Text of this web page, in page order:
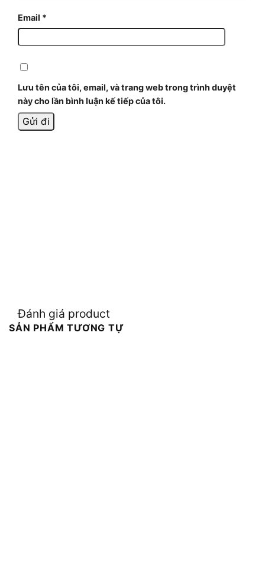
Email *
Lưu tên của tôi, email, và trang web trong trình duyệt
này cho lần bình luận kế tiếp của tôi.
Đánh giá product
SẢN PHẨM TƯƠNG TỰ